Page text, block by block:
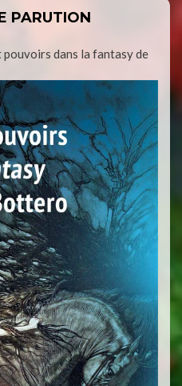
PARUTION
pouvoirs dans la fantasy de